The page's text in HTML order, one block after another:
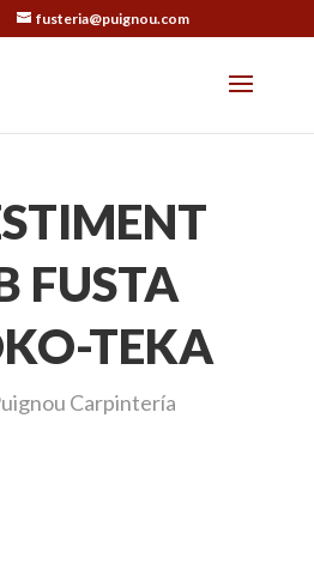
fusteria@puignou.com
FUSTA
TEKA
Carpintería